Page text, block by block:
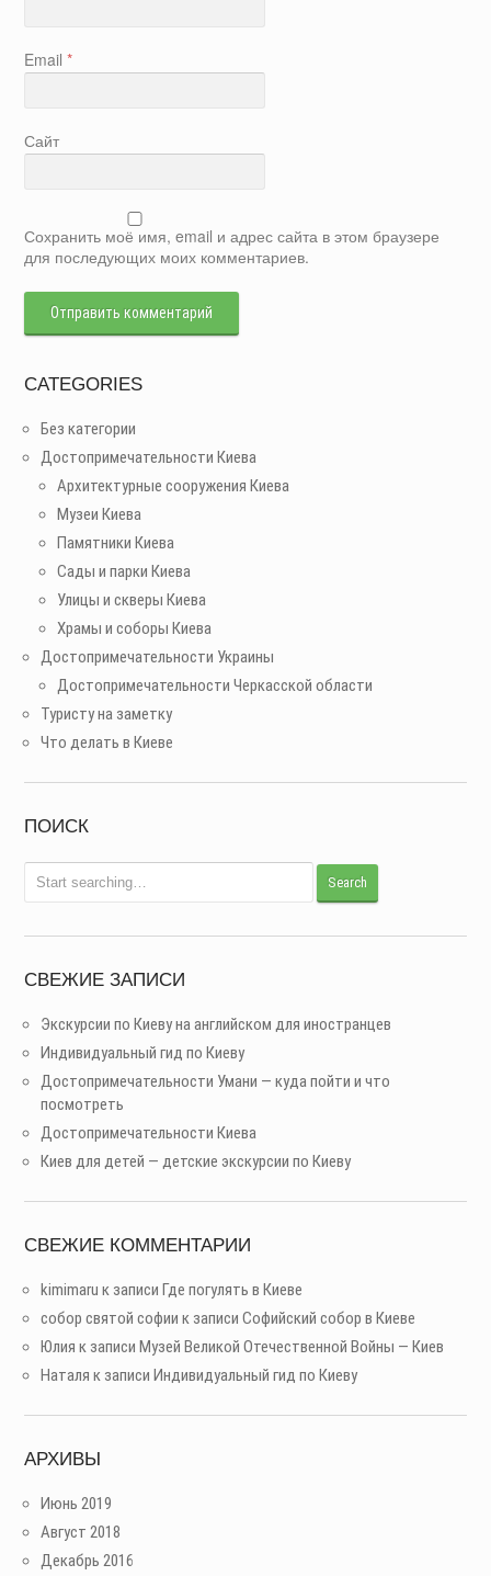
Email*
Сайт
Сохранить моё имя, email и адрес сайта в этом браузере
для последующих моих комментариев.
CATEGORIES
Без категории
Достопримечательности Киева
Архитектурные сооружения Киева
Музеи Киева
Памятники Киева
Сады и парки Киева
Улицы и скверы Киева
Храмы и соборы Киева
Достопримечательности Украины
Достопримечательности Черкасской области
Туристу на заметку
Что делать в Киеве
ПОИСК
СВЕЖИЕ ЗАПИСИ
Экскурсии по Киеву на английском для иностранцев
Индивидуальный гид по Киеву
Достопримечательности Умани — куда пойти и что
посмотреть
Достопримечательности Киева
Киев для детей — детские экскурсии по Киеву
СВЕЖИЕ КОММЕНТАРИИ
kimimaru к записиГде погулять в Киеве
собор святой софии к записиСофийский собор в Киеве
Юлия к записиМузей Великой Отечественной Войны — Киев
Наталя к записиИндивидуальный гид по Киеву
АРХИВЫ
Июнь 2019
Август 2018
Декабрь 2016